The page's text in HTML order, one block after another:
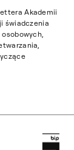
Akademii
świadczenia